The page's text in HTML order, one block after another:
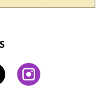
が合っている」
のだそう。生後3カ月
、いろいろアドバイス